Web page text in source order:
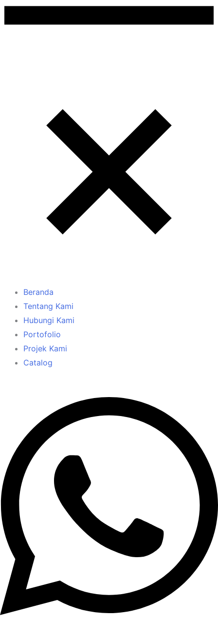
Beranda
Tentang Kami
Hubungi Kami
Portofolio
Projek Kami
Catalog